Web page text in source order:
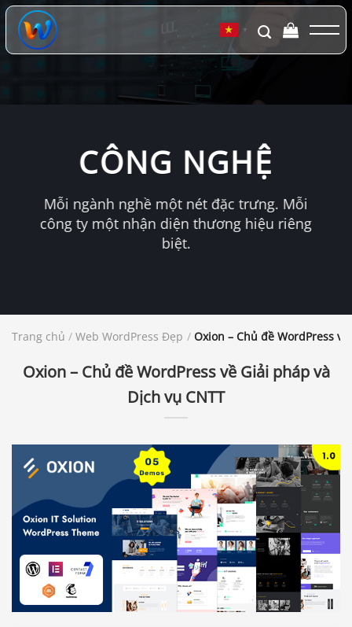
Chuyển
đến
dung
▼
CÔNG NGHỆ
Mỗi ngành nghề một nét đặc trưng. Mỗi
công ty một nhận diện thương hiệu riêng
biệt.
Trang chủ / Web WordPress Đẹp / Oxion – Chủ đề WordPress
Oxion – Chủ đề WordPress về Giải pháp và
Dịch vụ CNTT